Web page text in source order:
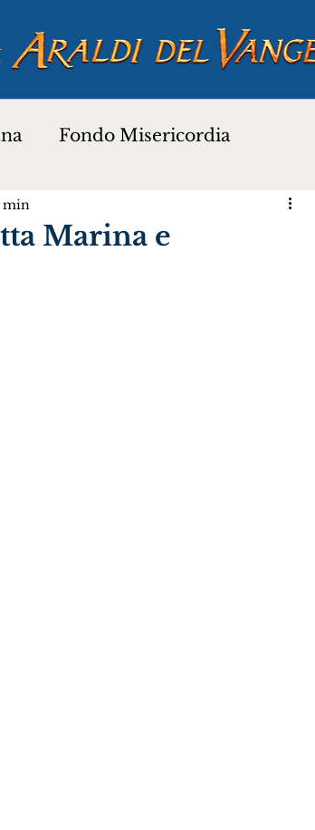
Fondo Misericordia
dei Santi Santi e Beati
Marina e
min